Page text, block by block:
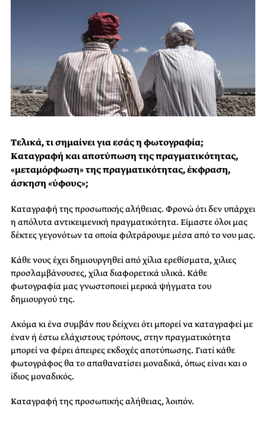
Τελικά, τι σημαίνει για εσάς η φωτογραφία;
Καταγραφή και αποτύπωση της πραγματικότητας,
«μεταμόρφωση» της πραγματικότητας, έκφραση,
άσκηση «ύφους»;
Καταγραφή της προσωπικής αλήθειας. Φρονώ ότι δεν υπάρχει
η απόλυτα αντικειμενική πραγματικότητα. Είμαστε όλοι μας
δέκτες γεγονότων τα οποία φιλτράρουμε μέσα από το νου μας.
Κάθε νους έχει δημιουργηθεί από χίλια ερεθίσματα, χιλιες
προσλαμβάνουσες, χίλια διαφορετικά υλικά. Κάθε
φωτογραφία μας γνωστοποιεί μερικά ψήγματα του
δημιουργού της.
Ακόμα κι ένα συμβάν που δείχνει ότι μπορεί να καταγραφεί με
έναν ή έστω ελάχιστους τρόπους, στην πραγματικότητα
μπορεί να φέρει άπειρες εκδοχές αποτύπωσης. Γιατί κάθε
φωτογράφος θα το απαθανατίσει μοναδικά, όπως είναι και ο
ίδιος μοναδικός.
Καταγραφή της προσωπικής αλήθειας, λοιπόν.